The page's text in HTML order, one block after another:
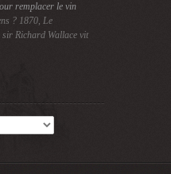
remplacer le vin
? 1870, Le
Richard Wallace vit